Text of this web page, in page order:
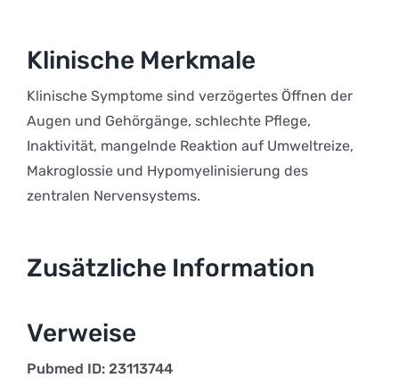
Klinische Merkmale
Klinische Symptome sind verzögertes Öffnen der
Augen und Gehörgänge, schlechte Pflege,
Inaktivität, mangelnde Reaktion auf Umweltreize,
Makroglossie und Hypomyelinisierung des
zentralen Nervensystems.
Zusätzliche Information
Verweise
Pubmed ID: 23113744